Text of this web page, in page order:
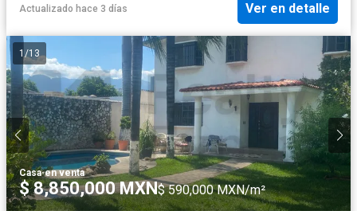
Actualizado hace 3 días Ver en detalle
1 /13
Casa·en venta
$ 8,850,000 MXN$ 590,000 MXN/m²